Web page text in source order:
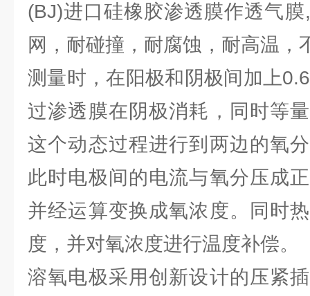
(BJ)进口硅橡胶渗透膜作透气
网，耐碰撞，耐腐蚀，耐高温，
测量时，在阳极和阴极间加上
过渗透膜在阴极消耗，同时等
这个动态过程进行到两边的氧
此时电极间的电流与氧分压成
并经运算变换成氧浓度。同时
度，并对氧浓度进行温度补偿。
溶氧电极采用创新设计的压紧